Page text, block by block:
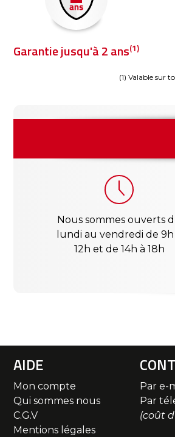
Garantie jusqu'à 2 ans(1)
(1) Valable sur
Nous sommes ouverts
lundi au vendredi de 9h
12h et de 14h à 18h
AIDE
Mon compte
Qui sommes nous
C.G.V
Mentions légales
Par e-
Par
(coût